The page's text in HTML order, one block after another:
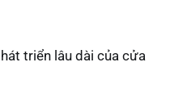
triển lâu dài của cửa